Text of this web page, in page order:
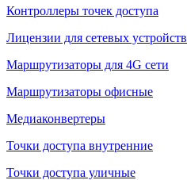
Контроллеры точек доступа
Лицензии для сетевых устройств
Маршрутизаторы для 4G сети
Маршрутизаторы офисные
Медиаконвертеры
Точки доступа внутренние
Точки доступа уличные